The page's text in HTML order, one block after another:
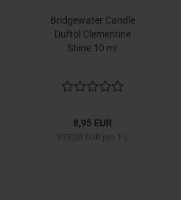
Bridgewater Candle
Duftöl Clementine
Shine 10 ml
8,95 EUR
895,00 EUR pro 1 L